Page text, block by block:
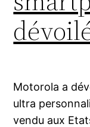
Motorola a
ultra
vendu aux